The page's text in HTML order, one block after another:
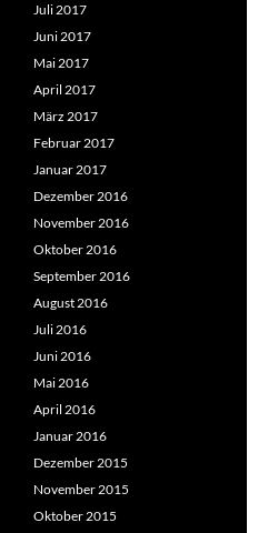
Juli 2017
Juni 2017
Mai 2017
April 2017
März 2017
Februar 2017
Januar 2017
Dezember 2016
November 2016
Oktober 2016
September 2016
August 2016
Juli 2016
Juni 2016
Mai 2016
April 2016
Januar 2016
Dezember 2015
November 2015
Oktober 2015